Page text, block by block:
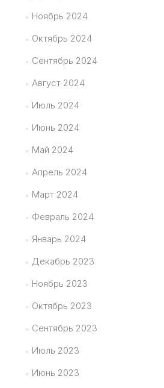
Ноябрь 2024
Октябрь 2024
Сентябрь 2024
Август 2024
Июль 2024
Июнь 2024
Май 2024
Апрель 2024
Март 2024
Февраль 2024
Январь 2024
Декабрь 2023
Ноябрь 2023
Октябрь 2023
Сентябрь 2023
Июль 2023
Июнь 2023